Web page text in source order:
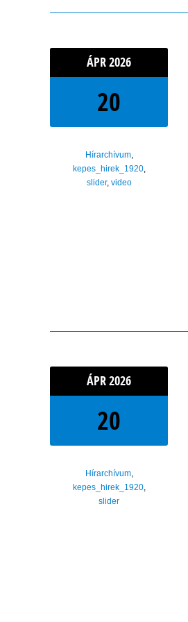
ÁPR2026
20
Hírarchívum,
kepes_hirek_1920,
slider, video
ÁPR2026
20
Hírarchívum,
kepes_hirek_1920,
slider